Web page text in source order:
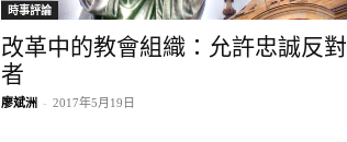
時事評論
改革中的教會組織：允許忠誠反對
者
廖斌洲 - 2017年5月19日